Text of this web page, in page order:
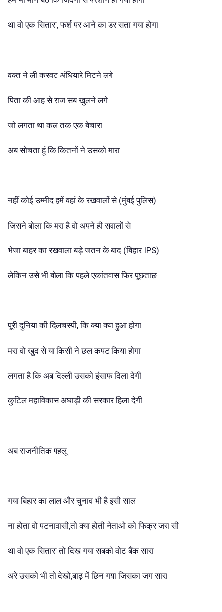
था वो एक सितारा, फर्श पर आने का डर सता गया होगा
वक्त ने ली करवट अंधियारे मिटने लगे
पिता की आह से राज सब खुलने लगे
जो लगता था कल तक एक बेचारा
अब सोचता हूं कि कितनों ने उसको मारा
नहीं कोई उम्मीद हमें वहां के रखवालों से (मुंबई पुलिस)
जिसने बोला कि मरा है वो अपने ही सवालों से
भेजा बाहर का रखवाला बड़े जतन के बाद (बिहार IPS)
लेकिन उसे भी बोला कि पहले एकांतवास फिर पूछताछ
पूरी दुनिया की दिलचस्पी, कि क्या क्या हुआ होगा
मरा वो खुद से या किसी ने छल कपट किया होगा
लगता है कि अब दिल्ली उसको इंसाफ दिला देगी
कुटिल महाविकास अघाड़ी की सरकार हिला देगी
अब राजनीतिक पहलू
गया बिहार का लाल और चुनाव भी है इसी साल
ना होता वो पटनावासी,तो क्या होती नेताओ को फिक्र जरा सी
था वो एक सितारा तो दिख गया सबको वोट बैंक सारा
अरे उसको भी तो देखो,बाढ़ में छिन गया जिसका जग सारा